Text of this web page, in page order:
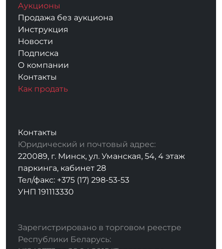
Аукционы
Продажа без аукциона
Инструкция
Новости
Подписка
О компании
Контакты
Как продать
Контакты
Юридический и почтовый адрес:
220089, г. Минск, ул. Уманская, 54, 4 этаж
паркинга, кабинет 28
Тел/факс: +375 (17) 298-53-53
УНП 191113330
Зарегистрировано в торговом реестре
Республики Беларусь: